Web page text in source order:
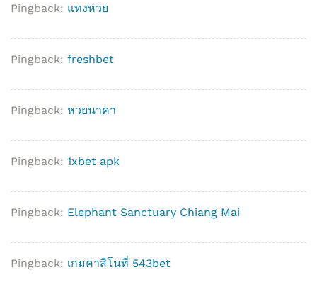
Pingback: แทงหวย
Pingback: freshbet
Pingback: หวยนาคา
Pingback: 1xbet apk
Pingback: Elephant Sanctuary Chiang Mai
Pingback: เกมคาสิโนที่ 543bet